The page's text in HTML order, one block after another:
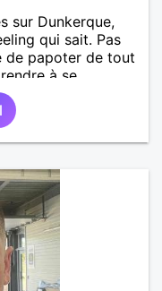
sur Dunkerque,
qui sait. Pas
de papoter de tout
à se